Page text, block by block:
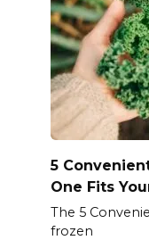
5
One Fits
The 5
frozen